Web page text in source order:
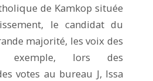
de Kamkop située
le candidat du
majorité, les voix des
exemple, lors des
votes au bureau J, Issa